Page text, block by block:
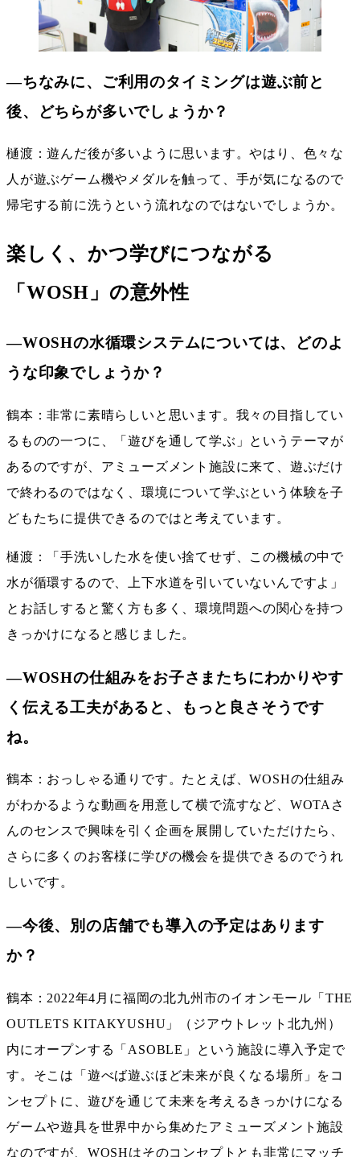
―ちなみに、ご利用のタイミングは遊ぶ前と
後、どちらが多いでしょうか？
樋渡：遊んだ後が多いように思います。やはり、色々な
人が遊ぶゲーム機やメダルを触って、手が気になるので
帰宅する前に洗うという流れなのではないでしょうか。
楽しく、かつ学びにつながる
「WOSH」の意外性
―WOSHの水循環システムについては、どのよ
うな印象でしょうか？
鶴本：非常に素晴らしいと思います。我々の目指してい
るものの一つに、「遊びを通して学ぶ」というテーマが
あるのですが、アミューズメント施設に来て、遊ぶだけ
で終わるのではなく、環境について学ぶという体験を子
どもたちに提供できるのではと考えています。
樋渡：「手洗いした水を使い捨てせず、この機械の中で
水が循環するので、上下水道を引いていないんですよ」
とお話しすると驚く方も多く、環境問題への関心を持つ
きっかけになると感じました。
―WOSHの仕組みをお子さまたちにわかりやす
く伝える工夫があると、もっと良さそうです
ね。
鶴本：おっしゃる通りです。たとえば、WOSHの仕組み
がわかるような動画を用意して横で流すなど、WOTAさ
んのセンスで興味を引く企画を展開していただけたら、
さらに多くのお客様に学びの機会を提供できるのでうれ
しいです。
―今後、別の店舗でも導入の予定はあります
か？
鶴本：2022年4月に福岡の北九州市のイオンモール「THE
OUTLETS KITAKYUSHU」（ジアウトレット北九州）
内にオープンする「ASOBLE」という施設に導入予定で
す。そこは「遊べば遊ぶほど未来が良くなる場所」をコ
ンセプトに、遊びを通じて未来を考えるきっかけになる
ゲームや遊具を世界中から集めたアミューズメント施設
なのですが、WOSHはそのコンセプトとも非常にマッチ